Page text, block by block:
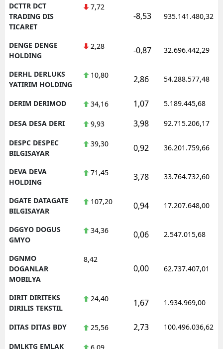
DCTTR DCT
TRADING DIS
TICARET
7,72
-8,53 935.141.480,32
DENGE DENGE
HOLDING
2,28 -0,87 32.696.442,29
DERHL DERLUKS
YATIRIM HOLDING
10,80 2,86 54.288.577,48
DERIM DERIMOD 34,16 1,07 5.189.445,68
DESA DESA DERI 9,93 3,98 92.715.206,17
DESPC DESPEC
BILGISAYAR
39,30 0,92 36.201.759,66
DEVA DEVA
HOLDING
71,45 3,78 33.764.732,60
DGATE DATAGATE
BILGISAYAR
107,20 0,94 17.207.648,00
DGGYO DOGUS
GMYO
34,36 0,06 2.547.015,68
DGNMO
DOGANLAR
MOBILYA
8,42
0,00 62.737.407,01
DIRIT DIRITEKS
DIRILIS TEKSTIL
24,40 1,67 1.934.969,00
DITAS DITAS BDY 25,56 2,73 100.496.036,62
DMLKTG EMLAK